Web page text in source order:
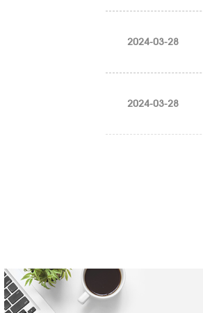
2024-03-28
2024-03-28